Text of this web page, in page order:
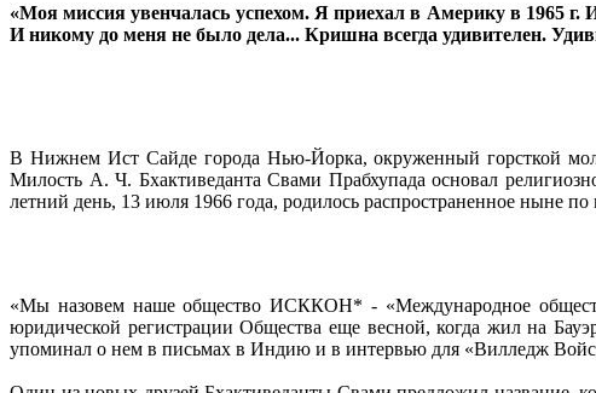
«Моя миссия увенчалась успехом. Я приехал в Америку в 1965 г.
И никому до меня не было дела... Кришна всегда удивителен.
В Нижнем Ист Сайде города Нью-Йорка, окруженный горсткой
Милость А. Ч. Бхактиведанта Свами Прабхупада основал
летний день, 13 июля 1966 года, родилось распространенное ныне
«Мы назовем наше общество ИСККОН* - «Международное
юридической регистрации Общества еще весной, когда жил на
упоминал о нем в письмах в Индию и в интервью для «Вилледж